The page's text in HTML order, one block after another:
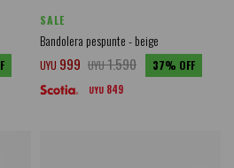
SALE
Bandolera pespunte - beige
UYU 999 UYU1.590 37
UYU 849